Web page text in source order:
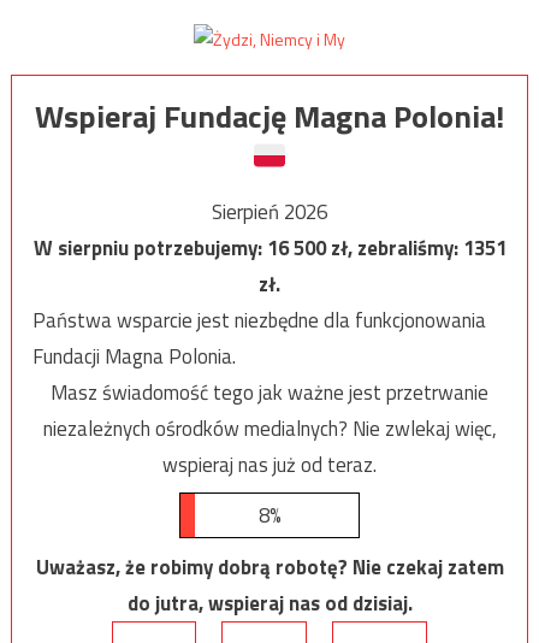
Wspieraj Fundację Magna Polonia!
Sierpień 2026
W sierpniu potrzebujemy:16 500zł, zebraliśmy:1351
zł.
Państwa wsparcie jest niezbędne dla funkcjonowania
Fundacji Magna Polonia.
Masz świadomość tego jak ważne jest przetrwanie
niezależnych ośrodków medialnych? Nie zwlekaj więc,
wspieraj nas już od teraz.
8%
Uważasz, że robimy dobrą robotę? Nie czekaj zatem
do jutra, wspieraj nas od dzisiaj.